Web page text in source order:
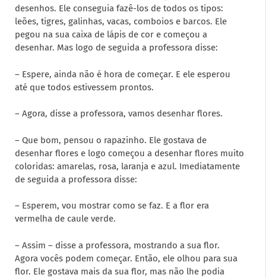
desenhos. Ele conseguia fazê-los de todos os tipos:
leões, tigres, galinhas, vacas, comboios e barcos. Ele
pegou na sua caixa de lápis de cor e começou a
desenhar. Mas logo de seguida a professora disse:
– Espere, ainda não é hora de começar. E ele esperou
até que todos estivessem prontos.
– Agora, disse a professora, vamos desenhar flores.
– Que bom, pensou o rapazinho. Ele gostava de
desenhar flores e logo começou a desenhar flores muito
coloridas: amarelas, rosa, laranja e azul. Imediatamente
de seguida a professora disse:
– Esperem, vou mostrar como se faz. E a flor era
vermelha de caule verde.
– Assim – disse a professora, mostrando a sua flor.
Agora vocês podem começar. Então, ele olhou para sua
flor. Ele gostava mais da sua flor, mas não lhe podia